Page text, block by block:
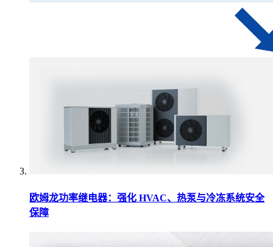
欧姆龙功率继电器：强化 HVAC、热泵与冷冻系统安全
保障